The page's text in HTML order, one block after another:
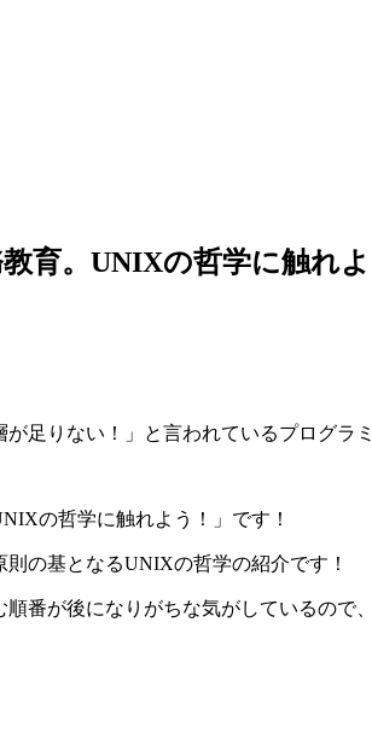
育。UNIXの哲学に触れよ
足りない！」と言われているプログ
の哲学に触れよう！」です！
の基となるUNIXの哲学の紹介です！
番が後になりがちな気がしているので